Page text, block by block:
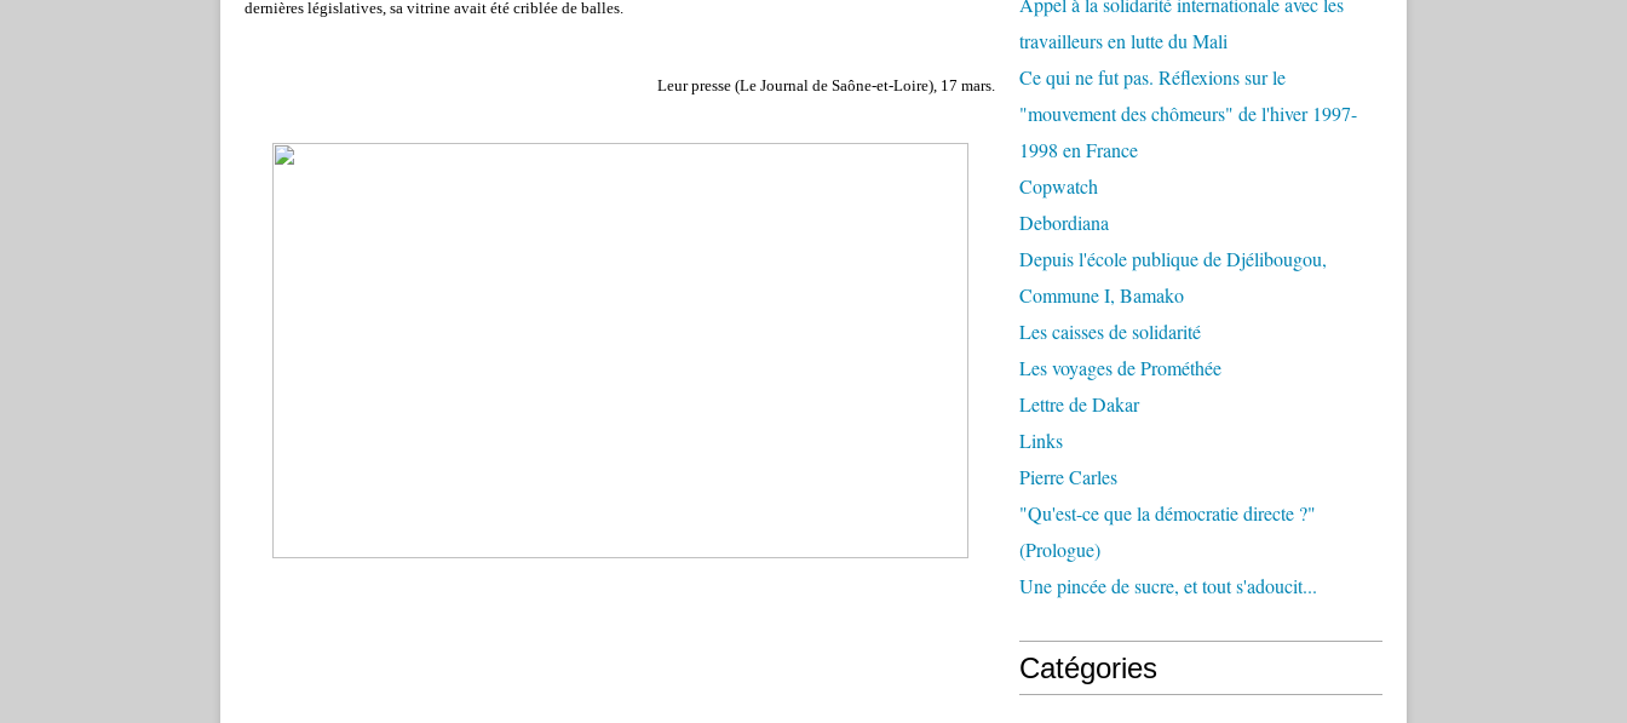
dernières législatives, sa vitrine avait été criblée de balles.
Leur presse (Le Journal de Saône-et-Loire), 17 mars.
travailleurs en lutte du Mali
Ce qui ne fut pas. Réflexions sur le
"mouvement des chômeurs" de l'hiver 1997-
1998 en France
Copwatch
Debordiana
Depuis l'école publique de Djélibougou,
Commune I, Bamako
Les caisses de solidarité
Les voyages de Prométhée
Lettre de Dakar
Links
Pierre Carles
"Qu'est-ce que la démocratie directe ?"
(Prologue)
Une pincée de sucre, et tout s'adoucit...
Catégories